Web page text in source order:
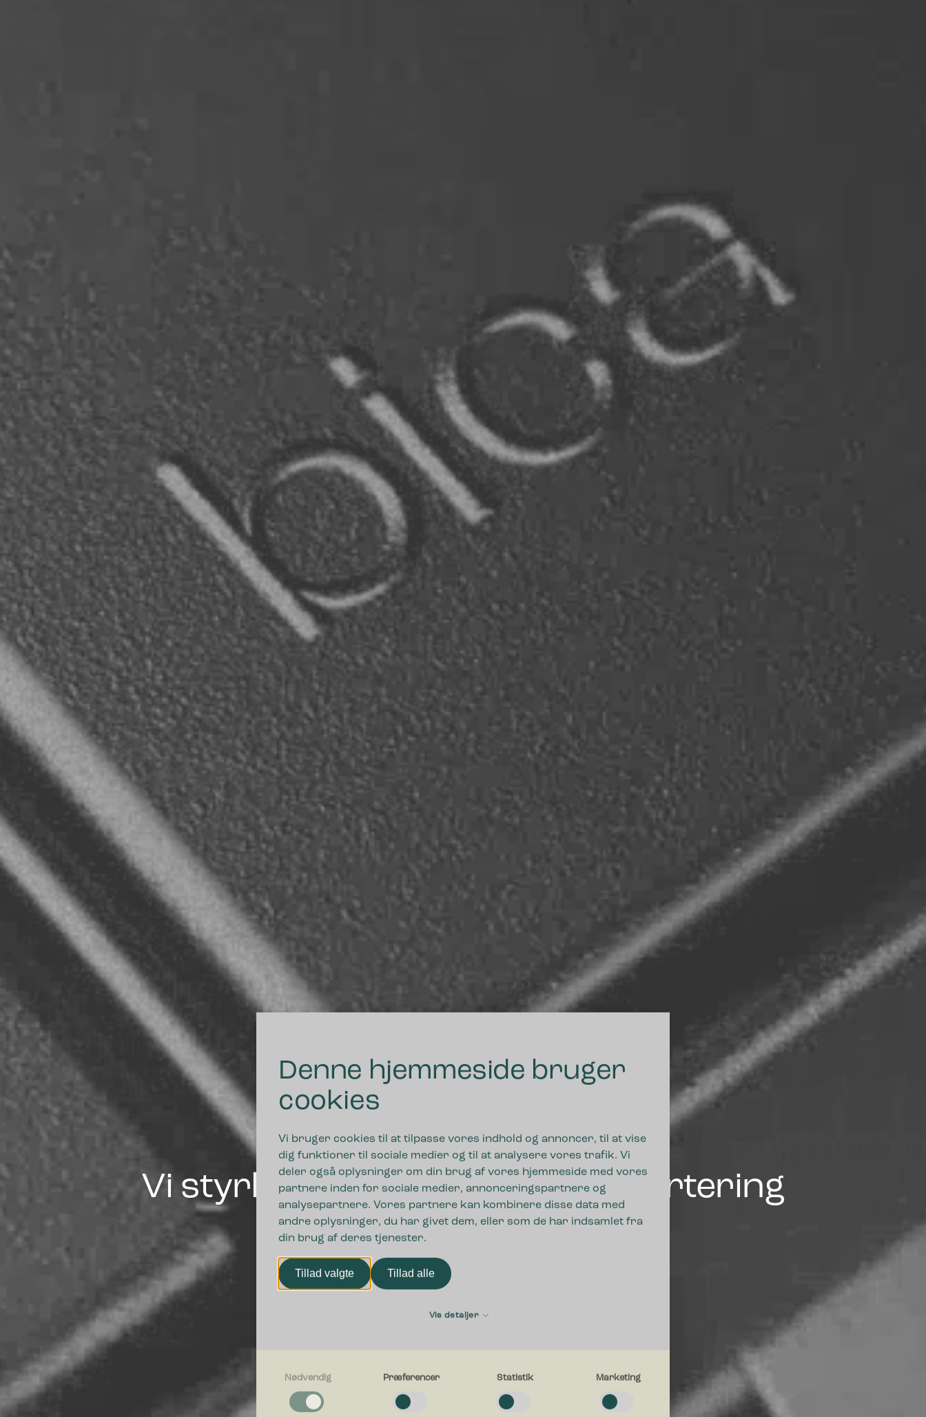
Denne hjemmeside bruger
cookies
Vi bruger cookies til at tilpasse vores indhold og annoncer, til at vise
dig funktioner til sociale medier og til at analysere vores trafik. Vi
deler også oplysninger om din brug af vores hjemmeside med vores
partnere inden for sociale medier, annonceringspartnere og
analysepartnere. Vores partnere kan kombinere disse data med
andre oplysninger, du har givet dem, eller som de har indsamlet fra
din brug af deres tjenester.
Tillad valgte Tillad alle
Vis detaljer
Nødvendig
Nødvendige cookies hjælper med at gøre en hjemmeside brugbar ved at aktivere
Nødvendig Præferencer Statistik Marketing
Vi styrker fremtidens affaldssortering